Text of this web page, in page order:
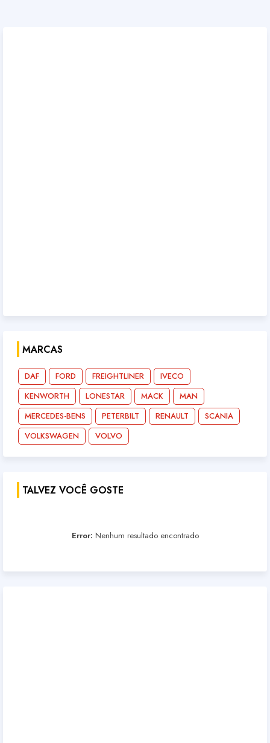
MARCAS
DAF FORD FREIGHTLINER
IVECO
KENWORTH
LONESTAR MACK
MAN
MERCEDES-BENS
PETERBILT RENAULT
SCANIA
VOLKSWAGEN
VOLVO
TALVEZ VOCÊ GOSTE
Error: Nenhum resultado encontrado